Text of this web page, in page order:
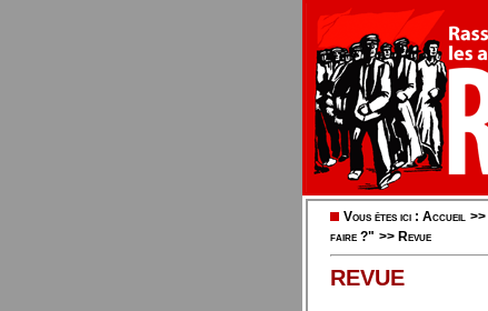
Vous êtes ici : Accueil >>
faire ?" >> Revue
REVUE